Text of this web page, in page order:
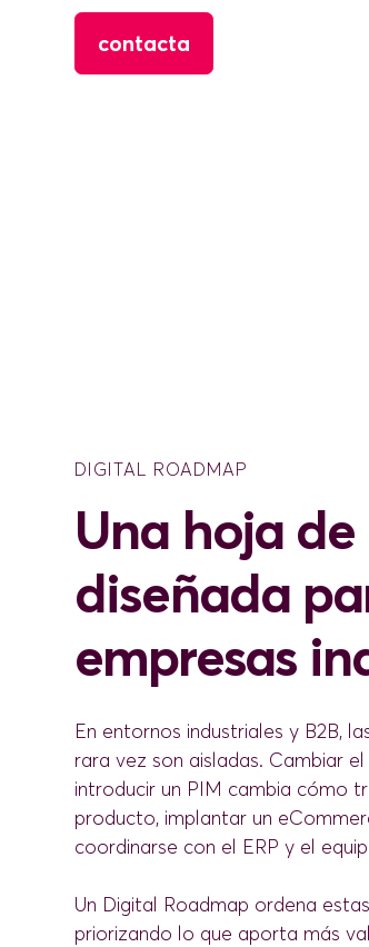
contacta
DIGITAL ROADMAP
Una hoja
diseñada
empresas
En entornos industriales y B2B,
rara vez son aisladas. Cambiar el
introducir un PIM cambia cómo
producto, implantar un
coordinarse con el ERP y el
Un Digital Roadmap ordena
priorizando lo que aporta más